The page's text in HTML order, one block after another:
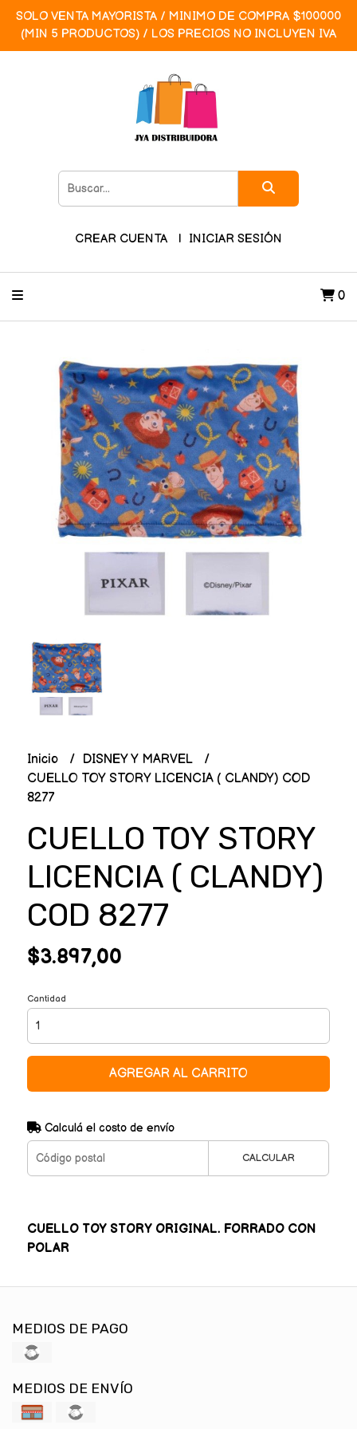
SOLO VENTA MAYORISTA / MINIMO DE COMPRA $100000
(MIN 5 PRODUCTOS) / LOS PRECIOS NO INCLUYEN IVA
CREAR CUENTA INICIAR SESIÓN
0
Inicio
DISNEY Y MARVEL
CUELLO TOY STORY LICENCIA ( CLANDY) COD
8277
CUELLO TOY STORY
LICENCIA ( CLANDY)
COD 8277
$3.897,00
Cantidad
AGREGAR AL CARRITO
Calculá el costo de envío
CALCULAR
CUELLO TOY STORY ORIGINAL. FORRADO CON
POLAR
MEDIOS DE PAGO
MEDIOS DE ENVÍO